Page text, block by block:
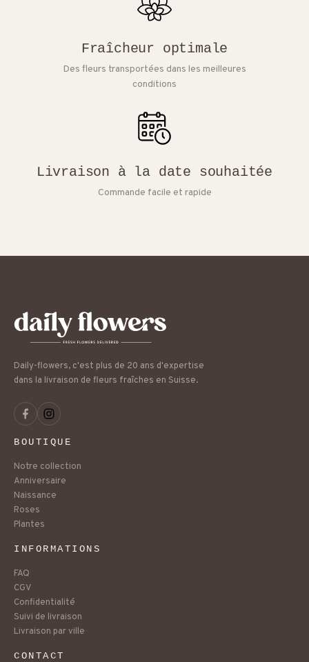
Fraîcheur optimale
Des fleurs transportées dans les meilleures
conditions
Livraison à la date souhaitée
Commande facile et rapide
Daily-flowers, c'est plus de 20 ans d'expertise
dans la livraison de fleurs fraîches en Suisse.
BOUTIQUE
Notre collection
Anniversaire
Naissance
Roses
Plantes
INFORMATIONS
FAQ
CGV
Confidentialité
Suivi de livraison
Livraison par ville
CONTACT